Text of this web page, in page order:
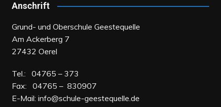
Anschrift
Grund- und Oberschule Geestequelle
Am Ackerberg 7
27432 Oerel
Tel.: 04765 – 373
Fax: 04765 – 830907
E-Mail: info@schule-geestequelle.de